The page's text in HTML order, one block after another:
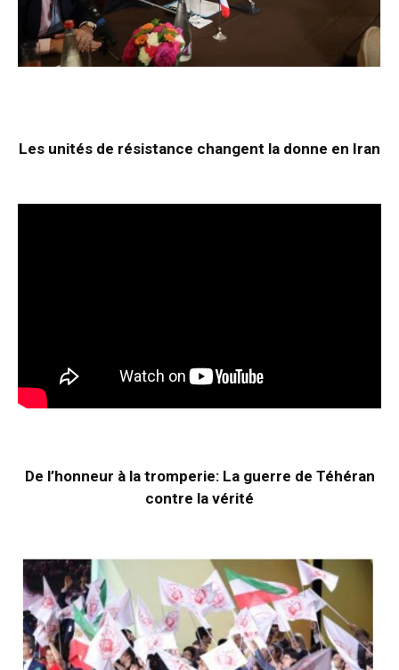
Les unités de résistance changent la donne en Iran
De l’honneur à la tromperie: La guerre de Téhéran
contre la vérité